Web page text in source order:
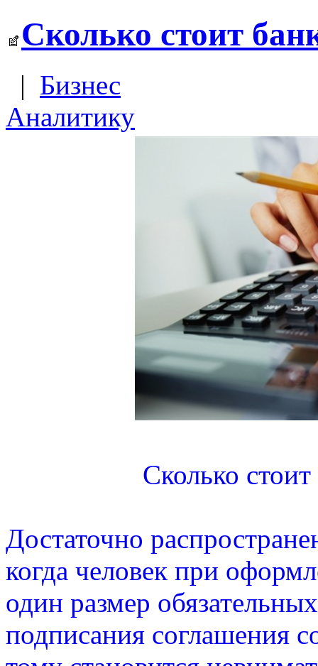
Сколько стоит
| Бизнес
Аналитику
Сколько
Достаточно
когда человек при
один размер
подписания соглашения